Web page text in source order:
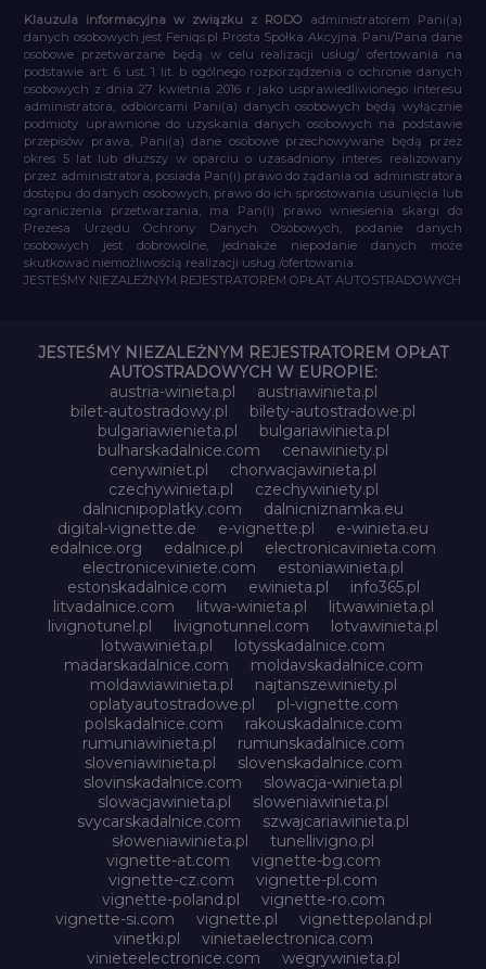
Klauzula informacyjna w związku z RODO administratorem Pani(a)
danych osobowych jest Feniqs.pl Prosta Spółka Akcyjna. Pani/Pana dane
osobowe przetwarzane będą w celu realizacji usług/ ofertowania na
podstawie art. 6 ust. 1 lit. b ogólnego rozporządzenia o ochronie danych
osobowych z dnia 27 kwietnia 2016 r. jako usprawiedliwionego interesu
administratora, odbiorcami Pani(a) danych osobowych będą wyłącznie
podmioty uprawnione do uzyskania danych osobowych na podstawie
przepisów prawa, Pani(a) dane osobowe przechowywane będą przez
okres 5 lat lub dłuższy w oparciu o uzasadniony interes realizowany
przez administratora, posiada Pan(i) prawo do żądania od administratora
dostępu do danych osobowych, prawo do ich sprostowania usunięcia lub
ograniczenia przetwarzania, ma Pan(i) prawo wniesienia skargi do
Prezesa Urzędu Ochrony Danych Osobowych, podanie danych
osobowych jest dobrowolne, jednakże niepodanie danych może
skutkować niemożliwością realizacji usług /ofertowania.
JESTEŚMY NIEZALEŻNYM REJESTRATOREM OPŁAT AUTOSTRADOWYCH
JESTEŚMY NIEZALEŻNYM REJESTRATOREM OPŁAT
AUTOSTRADOWYCH W EUROPIE:
austria-winieta.pl
austriawinieta.pl
bilet-autostradowy.pl
bilety-autostradowe.pl
bulgariawienieta.pl
bulgariawinieta.pl
bulharskadalnice.com
cenawiniety.pl
cenywiniet.pl
chorwacjawinieta.pl
czechywinieta.pl
czechywiniety.pl
dalnicnipoplatky.com
dalnicniznamka.eu
digital-vignette.de
e-vignette.pl
e-winieta.eu
edalnice.org
edalnice.pl
electronicavinieta.com
electroniceviniete.com
estoniawinieta.pl
estonskadalnice.com
ewinieta.pl
info365.pl
litvadalnice.com
litwa-winieta.pl
litwawinieta.pl
livignotunel.pl
livignotunnel.com
lotvawinieta.pl
lotwawinieta.pl
lotysskadalnice.com
madarskadalnice.com
moldavskadalnice.com
moldawiawinieta.pl
najtanszewiniety.pl
oplatyautostradowe.pl
pl-vignette.com
polskadalnice.com
rakouskadalnice.com
rumuniawinieta.pl
rumunskadalnice.com
sloveniawinieta.pl
slovenskadalnice.com
slovinskadalnice.com
slowacja-winieta.pl
slowacjawinieta.pl
sloweniawinieta.pl
svycarskadalnice.com
szwajcariawinieta.pl
słoweniawinieta.pl
tunellivigno.pl
vignette-at.com
vignette-bg.com
vignette-cz.com
vignette-pl.com
vignette-poland.pl
vignette-ro.com
vignette-si.com
vignette.pl
vignettepoland.pl
vinetki.pl
vinietaelectronica.com
vinieteelectronice.com
wegrywinieta.pl